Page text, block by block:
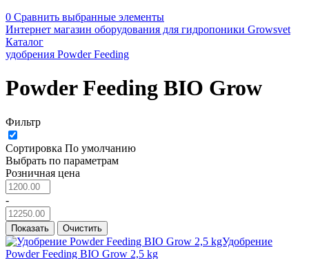
0 Сравнить выбранные элементы
Интернет магазин оборудования для гидропоники Growsvet
Каталог
удобрения Powder Feeding
Powder Feeding BIO Grow
Фильтр
Сортировка По умолчанию
Выбрать по параметрам
Розничная цена
-
Показать Очистить